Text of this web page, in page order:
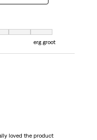
klein en 7 gelijk is aan erg groot
erg groot
loved the product